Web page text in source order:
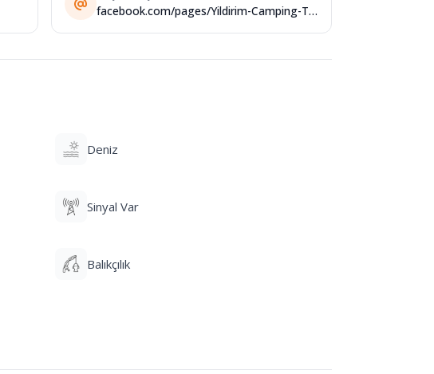
facebook.com/pages/Yildirim-Camping-Tekirova/
Deniz
Sinyal Var
Balıkçılık